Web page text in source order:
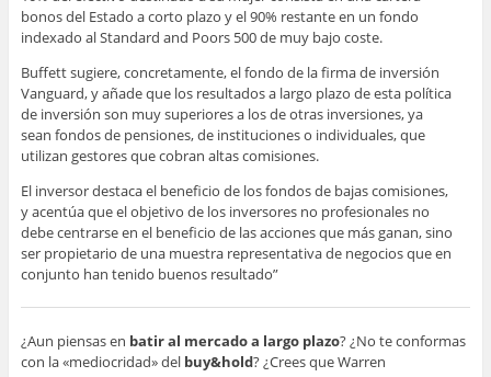
bonos del Estado a corto plazo y el 90% restante en un fondo
indexado al Standard and Poors 500 de muy bajo coste.
Buffett sugiere, concretamente, el fondo de la firma de inversión
Vanguard, y añade que los resultados a largo plazo de esta política
de inversión son muy superiores a los de otras inversiones, ya
sean fondos de pensiones, de instituciones o individuales, que
utilizan gestores que cobran altas comisiones.
El inversor destaca el beneficio de los fondos de bajas comisiones,
y acentúa que el objetivo de los inversores no profesionales no
debe centrarse en el beneficio de las acciones que más ganan, sino
ser propietario de una muestra representativa de negocios que en
conjunto han tenido buenos resultado”
¿Aun piensas en batir al mercado a largo plazo? ¿No te conformas
con la «mediocridad» del buy&hold? ¿Crees que Warren